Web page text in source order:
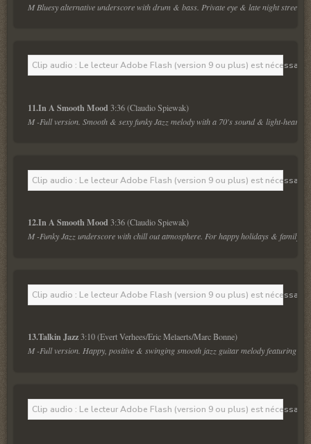
M Bluesy alternative underscore with drum & bass. Private eye & late night street
Clip audio : Le lecteur Adobe Flash (version 9 ou plus) est
11.In A Smooth Mood
3:36 (Claudio Spiewak)
M -Full version. Smooth & sexy funky Jazz melody with a 70's sound & light-
Clip audio : Le lecteur Adobe Flash (version 9 ou plus) est
12.In A Smooth Mood
3:36 (Claudio Spiewak)
M -Funky Jazz underscore with chill out atmosphere. For happy holidays & family
Clip audio : Le lecteur Adobe Flash (version 9 ou plus) est
13.Talkin Jazz
3:10 (Evert Verhees/Eric Melaerts/Marc Bonne)
M -Full version. Happy, positive & swinging smooth jazz guitar melody featuring
Clip audio : Le lecteur Adobe Flash (version 9 ou plus) est